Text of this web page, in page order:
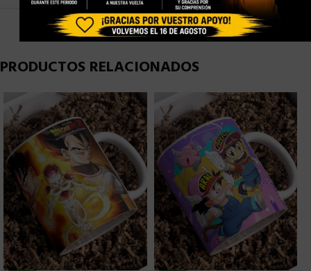
PRODUCTOS RELACIONADOS